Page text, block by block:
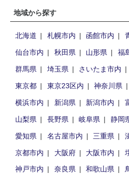
地域から探す
北海道 札幌市内 函館市内
仙台市内
秋田県 山形県 福
群馬県
埼玉県 さいたま市内
東京都
東京23区内 神奈川県
横浜市内
新潟県 新潟市内
山梨県
長野県 岐阜県 静岡
愛知県
名古屋市内 三重県
京都市内
大阪府 大阪市内
神戸市内
奈良県 和歌山県